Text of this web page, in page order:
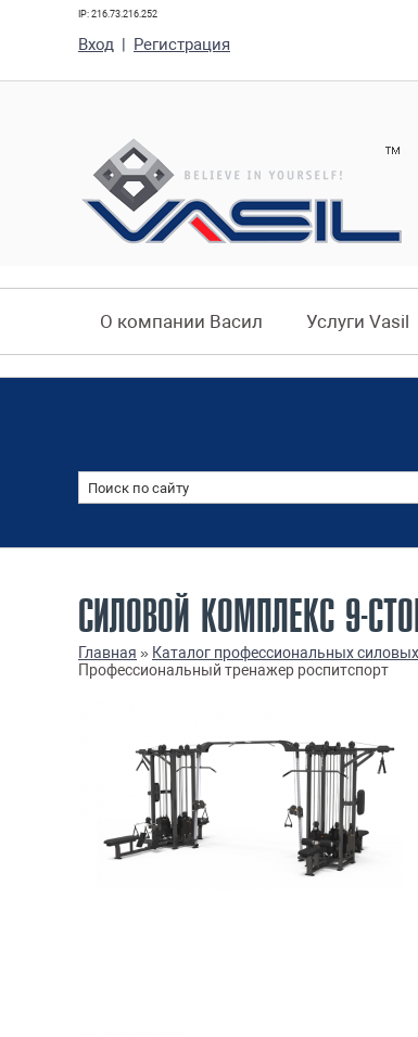
IP: 216.73.216.252
Вход | Регистрация
О компании Васил Услуги Vasil
СИЛОВОЙ КОМПЛЕКС 9-
Главная » Каталог профессиональных
Профессиональный тренажер роспитспорт